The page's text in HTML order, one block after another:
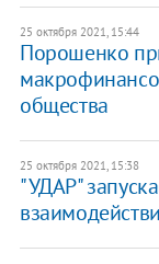
25 октября 2021, 15:44
Порошенко
общества
25 октября 2021, 15:38
"УДАР"